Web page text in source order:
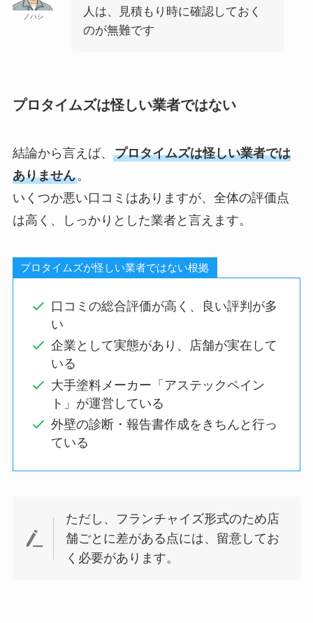
ノハシ
人は、見積もり時に確認しておく
のが無難です
プロタイムズは怪しい業者ではない
結論から言えば、 プロタイムズは怪しい業者では
ありません。
いくつか悪い口コミはありますが、全体の評価点
は高く、しっかりとした業者と言えます。
プロタイムズが怪しい業者ではない根拠
口コミの総合評価が高く、良い評判が多
い
企業として実態があり、店舗が実在して
いる
大手塗料メーカー「アステックペイン
ト」が運営している
外壁の診断・報告書作成をきちんと行っ
ている
ただし、フランチャイズ形式のため店
舗ごとに差がある点には、留意してお
く必要があります。